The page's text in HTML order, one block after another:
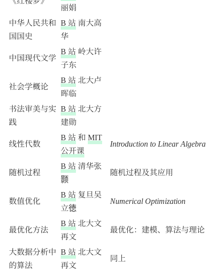
丽娟
中华人民共和
国国史
B 站 南大高
华
中国现代文学
B 站 岭大许
子东
社会学概论
B 站 北大卢
晖临
书法审美与实
践
B 站 北大方
建勋
线性代数
B 站 和 MIT
公开课
Introduction to Linear Algebra
随机过程
B 站 清华张
颢
随机过程及其应用
数值优化
B 站 复旦吴
立徳
Numerical Optimization
最优化方法
B 站 北大文
再文
最优化：建模、算法与理论
大数据分析中
的算法
B 站 北大文
再文
同上